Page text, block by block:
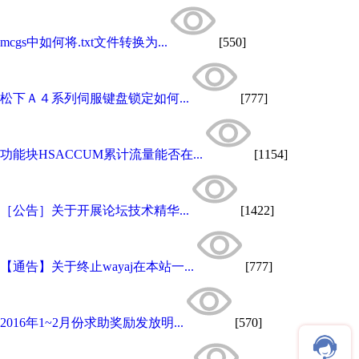
mcgs中如何将.txt文件转换为... [550]
松下Ａ４系列伺服键盘锁定如何... [777]
功能块HSACCUM累计流量能否在... [1154]
［公告］关于开展论坛技术精华... [1422]
【通告】关于终止wayaj在本站一... [777]
2016年1~2月份求助奖励发放明... [570]